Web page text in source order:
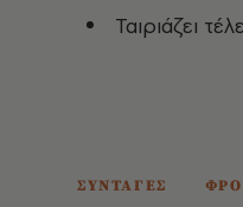
Ταιριάζει
ΣΥΝΤΑΓΕΣ